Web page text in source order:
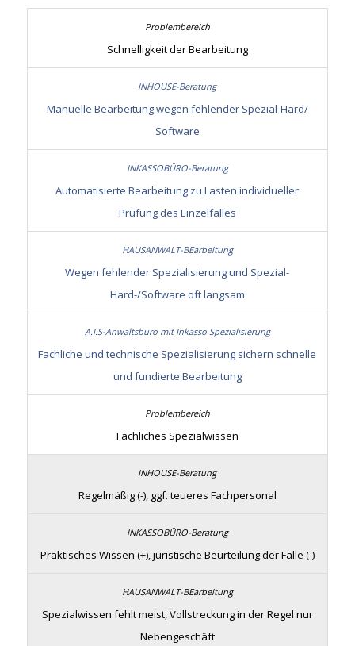
Schnelligkeit der Bearbeitung
Manuelle Bearbeitung wegen fehlender Spezial-Hard/
Software
Automatisierte Bearbeitung zu Lasten individueller
Prüfung des Einzelfalles
Wegen fehlender Spezialisierung und Spezial-
Hard-/Software oft langsam
Fachliche und technische Spezialisierung sichern schnelle
und fundierte Bearbeitung
Fachliches Spezialwissen
Regelmäßig (-), ggf. teueres Fachpersonal
Praktisches Wissen (+), juristische Beurteilung der Fälle (-)
Spezialwissen fehlt meist, Vollstreckung in der Regel nur
Nebengeschäft